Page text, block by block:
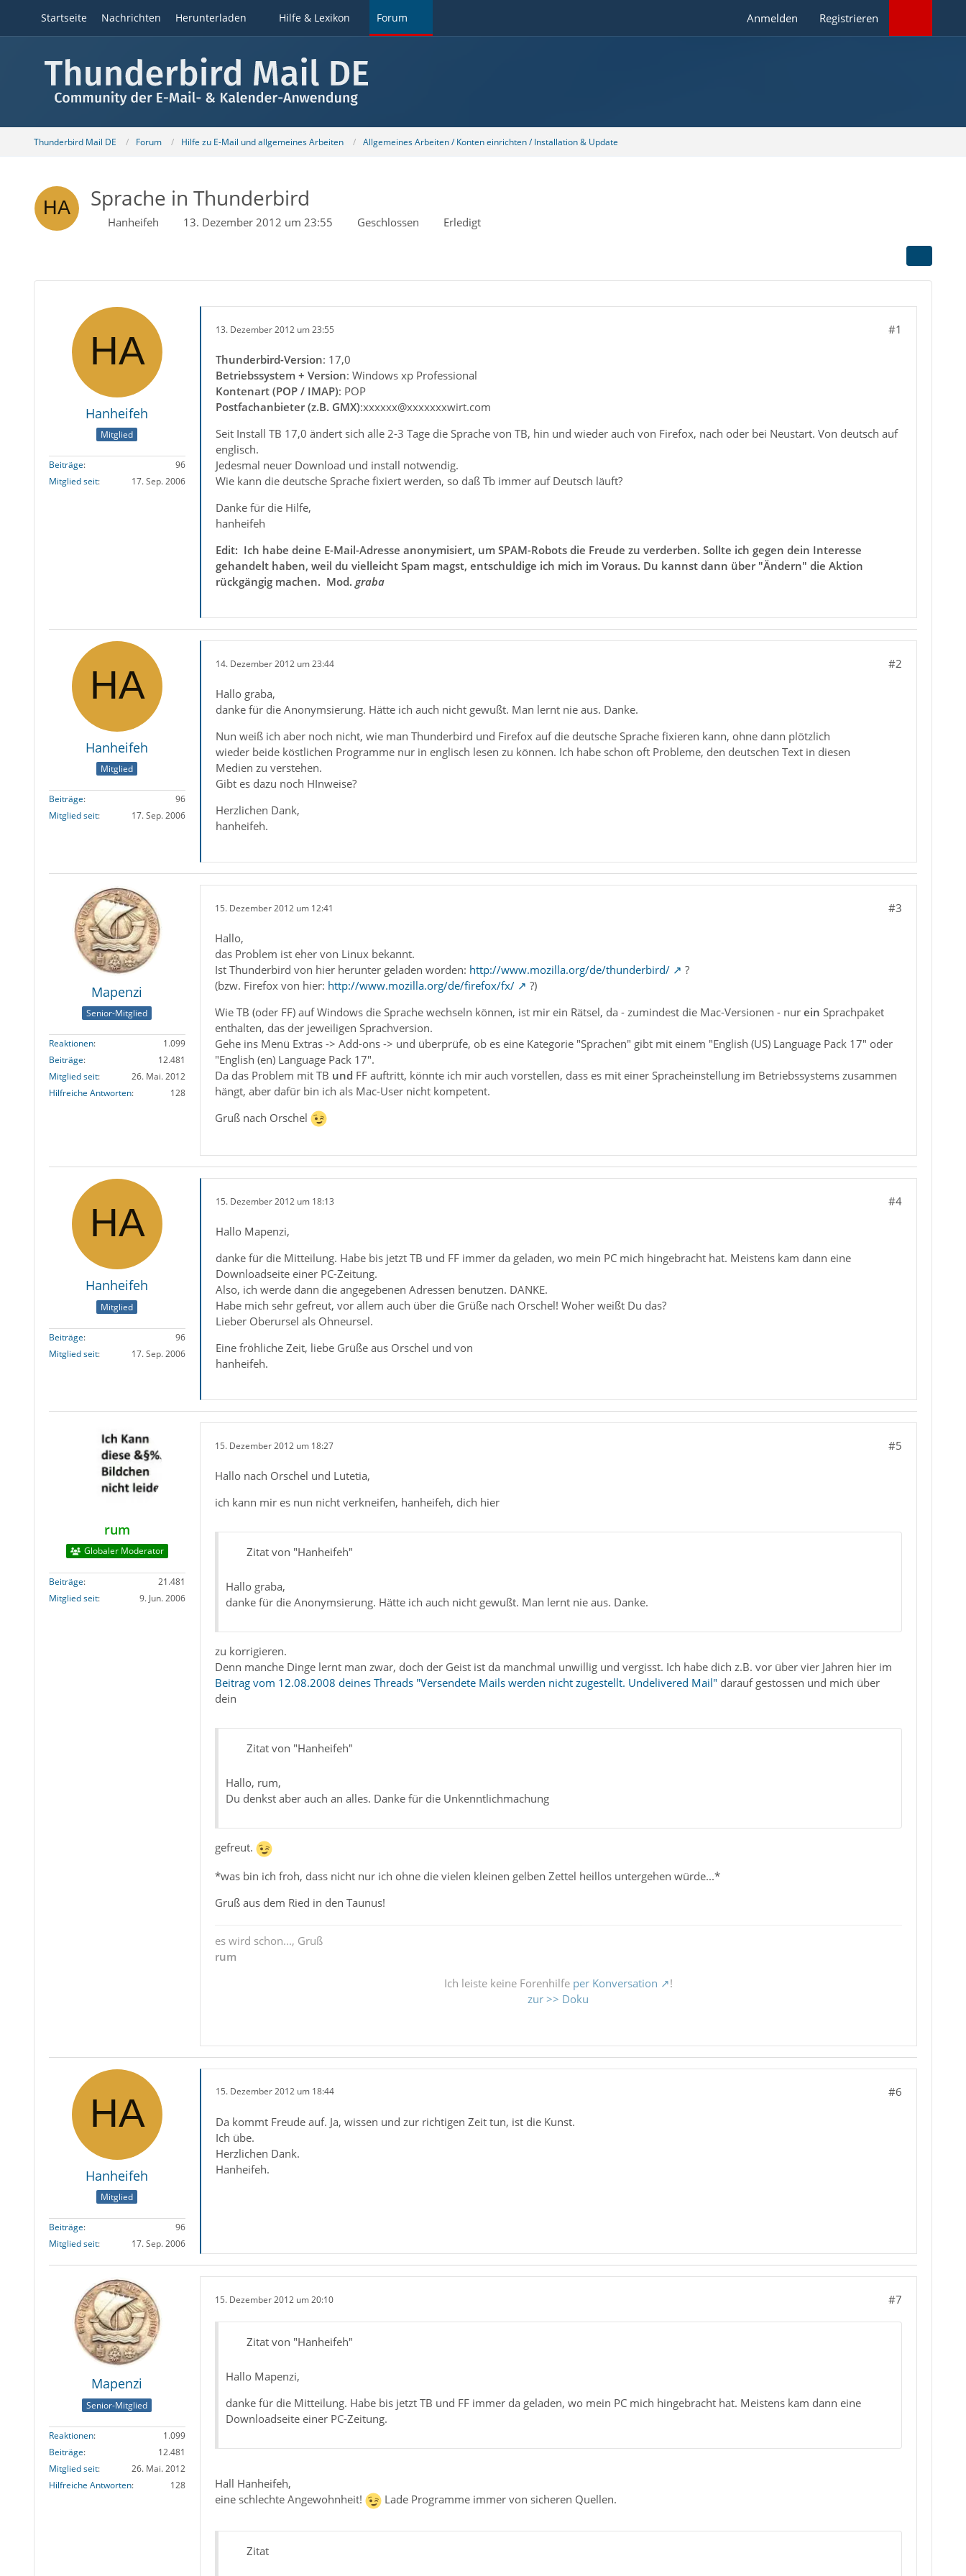
Startseite Nachrichten Herunterladen Hilfe & Lexikon Forum Anmelden Registrieren
Thunderbird Mail DE Forum Hilfe zu E-Mail und allgemeines Arbeiten Allgemeines Arbeiten / Konten einrichten / Installation & Update
Sprache in Thunderbird
Hanheifeh 13. Dezember 2012 um 23:55 Geschlossen Erledigt
Hanheifeh
Mitglied
Beiträge
96
Mitglied seit
17. Sep. 2006
13. Dezember 2012 um 23:55 #1
Thunderbird-Version: 17,0
Betriebssystem + Version: Windows xp Professional
Kontenart (POP / IMAP): POP
Postfachanbieter (z.B. GMX):xxxxxx@xxxxxxxwirt.com
Seit Install TB 17,0 ändert sich alle 2-3 Tage die Sprache von TB, hin und wieder auch von Firefox, nach oder bei Neustart. Von deutsch auf
englisch.
Jedesmal neuer Download und install notwendig.
Wie kann die deutsche Sprache fixiert werden, so daß Tb immer auf Deutsch läuft?
Danke für die Hilfe,
hanheifeh
Edit: Ich habe deine E-Mail-Adresse anonymisiert, um SPAM-Robots die Freude zu verderben. Sollte ich gegen dein Interesse
gehandelt haben, weil du vielleicht Spam magst, entschuldige ich mich im Voraus. Du kannst dann über "Ändern" die Aktion
rückgängig machen. Mod. graba
Hanheifeh
Mitglied
Beiträge
96
Mitglied seit
17. Sep. 2006
14. Dezember 2012 um 23:44 #2
Hallo graba,
danke für die Anonymsierung. Hätte ich auch nicht gewußt. Man lernt nie aus. Danke.
Nun weiß ich aber noch nicht, wie man Thunderbird und Firefox auf die deutsche Sprache fixieren kann, ohne dann plötzlich
wieder beide köstlichen Programme nur in englisch lesen zu können. Ich habe schon oft Probleme, den deutschen Text in diesen
Medien zu verstehen.
Gibt es dazu noch HInweise?
Herzlichen Dank,
hanheifeh.
Mapenzi
Senior-Mitglied
Reaktionen
1.099
Beiträge
12.481
Mitglied seit
26. Mai. 2012
Hilfreiche Antworten
128
15. Dezember 2012 um 12:41 #3
Hallo,
das Problem ist eher von Linux bekannt.
Ist Thunderbird von hier herunter geladen worden: http://www.mozilla.org/de/thunderbird/
?
(bzw. Firefox von hier: http://www.mozilla.org/de/firefox/fx/
?)
Wie TB (oder FF) auf Windows die Sprache wechseln können, ist mir ein Rätsel, da - zumindest die Mac-Versionen - nur ein Sprachpaket
enthalten, das der jeweiligen Sprachversion.
Gehe ins Menü Extras -> Add-ons -> und überprüfe, ob es eine Kategorie "Sprachen" gibt mit einem "English (US) Language Pack 17" oder
"English (en) Language Pack 17".
Da das Problem mit TB und FF auftritt, könnte ich mir auch vorstellen, dass es mit einer Spracheinstellung im Betriebssystems zusammen
hängt, aber dafür bin ich als Mac-User nicht kompetent.
Gruß nach Orschel
Hanheifeh
Mitglied
Beiträge
96
Mitglied seit
17. Sep. 2006
15. Dezember 2012 um 18:13 #4
Hallo Mapenzi,
danke für die Mitteilung. Habe bis jetzt TB und FF immer da geladen, wo mein PC mich hingebracht hat. Meistens kam dann eine
Downloadseite einer PC-Zeitung.
Also, ich werde dann die angegebenen Adressen benutzen. DANKE.
Habe mich sehr gefreut, vor allem auch über die Grüße nach Orschel! Woher weißt Du das?
Lieber Oberursel als Ohneursel.
Eine fröhliche Zeit, liebe Grüße aus Orschel und von
hanheifeh.
rum
Globaler Moderator
Beiträge
21.481
Mitglied seit
9. Jun. 2006
15. Dezember 2012 um 18:27 #5
Hallo nach Orschel und Lutetia,
ich kann mir es nun nicht verkneifen, hanheifeh, dich hier
Zitat von "Hanheifeh"
Hallo graba,
danke für die Anonymsierung. Hätte ich auch nicht gewußt. Man lernt nie aus. Danke.
zu korrigieren.
Denn manche Dinge lernt man zwar, doch der Geist ist da manchmal unwillig und vergisst. Ich habe dich z.B. vor über vier Jahren hier im
Beitrag vom 12.08.2008 deines Threads "Versendete Mails werden nicht zugestellt. Undelivered Mail" darauf gestossen und mich über
dein
Zitat von "Hanheifeh"
Hallo, rum,
Du denkst aber auch an alles. Danke für die Unkenntlichmachung
gefreut.
*was bin ich froh, dass nicht nur ich ohne die vielen kleinen gelben Zettel heillos untergehen würde...*
Gruß aus dem Ried in den Taunus!
es wird schon..., Gruß
rum
Ich leiste keine Forenhilfe per Konversation
!
zur >> Doku
Hanheifeh
Mitglied
Beiträge
96
Mitglied seit
17. Sep. 2006
15. Dezember 2012 um 18:44 #6
Da kommt Freude auf. Ja, wissen und zur richtigen Zeit tun, ist die Kunst.
Ich übe.
Herzlichen Dank.
Hanheifeh.
Mapenzi
Senior-Mitglied
Reaktionen
1.099
Beiträge
12.481
Mitglied seit
26. Mai. 2012
Hilfreiche Antworten
128
15. Dezember 2012 um 20:10 #7
Zitat von "Hanheifeh"
Hallo Mapenzi,
danke für die Mitteilung. Habe bis jetzt TB und FF immer da geladen, wo mein PC mich hingebracht hat. Meistens kam dann eine
Downloadseite einer PC-Zeitung.
Hall Hanheifeh,
eine schlechte Angewohnheit!
Lade Programme immer von sicheren Quellen.
Zitat